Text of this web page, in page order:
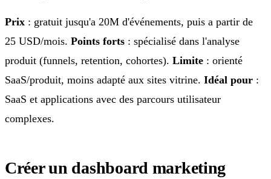
Prix : gratuit jusqu'a 20M d'événements, puis a partir de
25 USD/mois. Points forts : spécialisé dans l'analyse
produit (funnels, retention, cohortes). Limite : orienté
SaaS/produit, moins adapté aux sites vitrine. Idéal pour :
SaaS et applications avec des parcours utilisateur
complexes.
Créer un dashboard marketing